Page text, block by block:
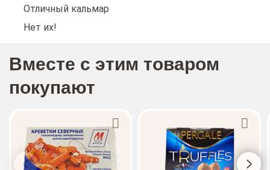
Отличный кальмар
Нет их!
Вместе с этим товаром
покупают